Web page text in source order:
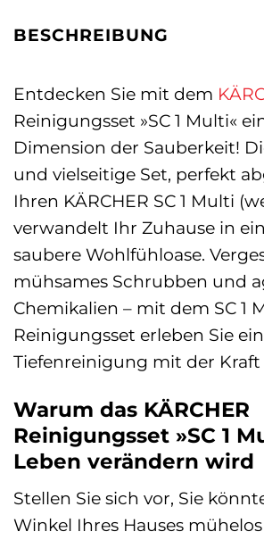
BESCHREIBUNG
Entdecken Sie mit dem
Reinigungsset »SC 1 Multi«
Dimension der Sauberkeit!
und vielseitige Set, perfekt
Ihren KÄRCHER SC 1 Multi
verwandelt Ihr Zuhause in
saubere Wohlfühloase.
mühsames Schrubben und
Chemikalien – mit dem SC 1
Reinigungsset erleben Sie
Tiefenreinigung mit der Kraft
Warum das KÄRCHER
Reinigungsset »SC 1
Leben verändern wird
Stellen Sie sich vor, Sie
Winkel Ihres Hauses